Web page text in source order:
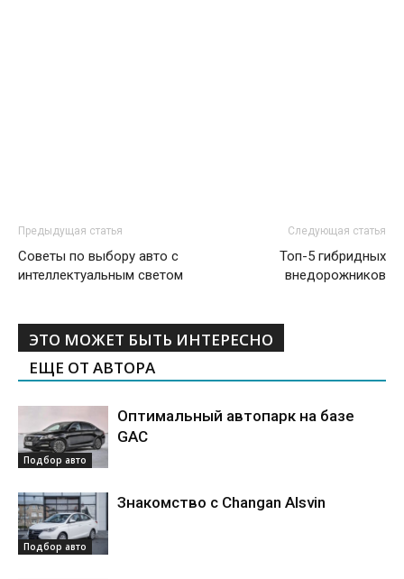
Предыдущая статья
Советы по выбору авто с
интеллектуальным светом
Следующая статья
Топ-5 гибридных
внедорожников
ЭТО МОЖЕТ БЫТЬ ИНТЕРЕСНО
ЕЩЕ ОТ АВТОРА
Подбор авто
Оптимальный автопарк на базе
GAC
Подбор авто
Знакомство с Changan Alsvin